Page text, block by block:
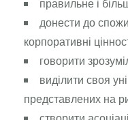
правильне і
донести до
корпоративні
говорити
виділити своя
представлених на